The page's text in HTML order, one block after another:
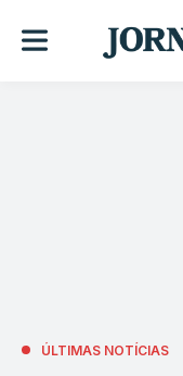
ÚLTIMAS NOTÍCIAS